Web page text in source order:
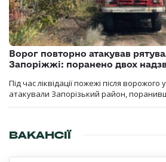
Ворог повторно атакував
Запоріжжі: поранено двох
Під час ліквідації пожежі після
атакували Запорізький район,
ВАКАНСІЇ